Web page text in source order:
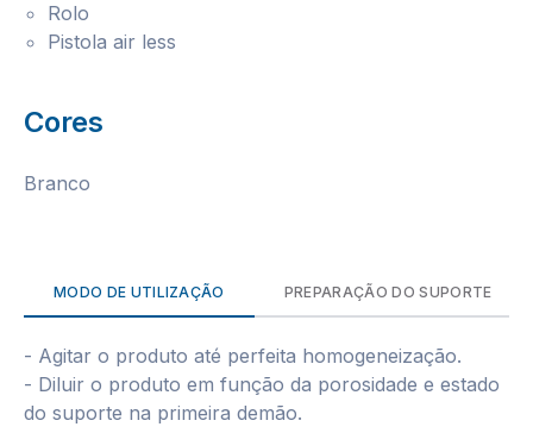
Rolo
Pistola air less
Cores
Branco
MODO DE UTILIZAÇÃO PREPARAÇÃO DO SUPORTE
- Agitar o produto até perfeita homogeneização.
- Diluir o produto em função da porosidade e estado
do suporte na primeira demão.